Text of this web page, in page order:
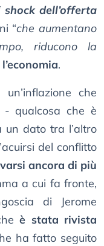
dell’offerta
“che aumentano
riducono la
.
che
- qualcosa che è
un dato tra l’altro
del conflitto
ancora di più
a cui fa fronte,
di Jerome
è stata rivista
ha fatto seguito